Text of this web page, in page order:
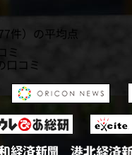
件）の平均点
ミ
口コミ